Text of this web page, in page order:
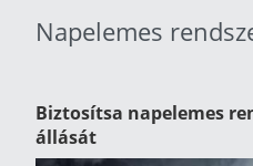
Napelemes
Biztosítsa napelemes
állását